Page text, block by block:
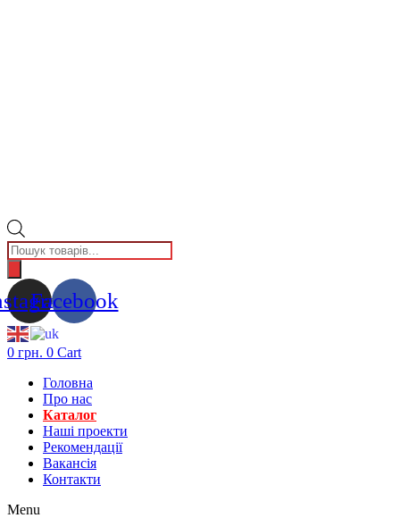
Пошук
товарів
Facebook
0 грн. 0 Cart
Головна
Про нас
Каталог
Нашi проекти
Рекомендації
Вакансiя
Контакти
Menu